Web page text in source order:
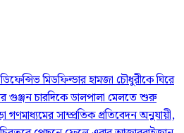
মিডফিল্ডার হামজা চৌধুরীকে ঘিরে
চারদিকে ডালপালা মেলতে শুরু
গণমাধ্যমের সাম্প্রতিক প্রতিবেদন অনুযায়ী,